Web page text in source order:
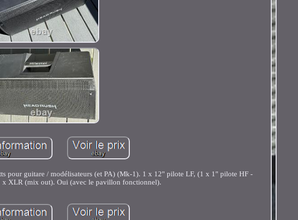
pour guitare / modélisateurs (et PA) (Mk-1). 1 x 12" pilote LF, (1 x 1" pilote HF -
XLR (mix out). Oui (avec le pavillon fonctionnel).